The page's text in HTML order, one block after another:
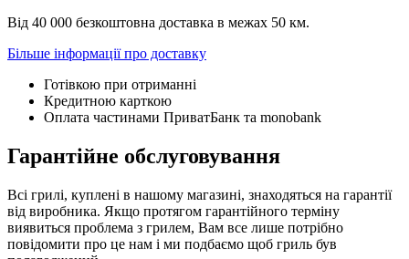
Від 40 000 безкоштовна доставка в межах 50 км.
Більше інформації про доставку
Готівкою при отриманні
Кредитною карткою
Оплата частинами ПриватБанк та monobank
Гарантійне обслуговування
Всі грилі, куплені в нашому магазині, знаходяться на гарантії
від виробника. Якщо протягом гарантійного терміну
виявиться проблема з грилем, Вам все лише потрібно
повідомити про це нам і ми подбаємо щоб гриль був